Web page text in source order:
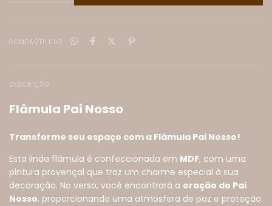
COMPARTILHAR
DESCRIÇÃO
Flâmula Pai Nosso
Transforme seu espaço com a Flâmula Pai Nosso!
Esta linda flâmula é confeccionada em MDF, com uma
pintura provençal que traz um charme especial à sua
decoração. No verso, você encontrará a oração do Pai
Nosso, proporcionando uma atmosfera de paz e proteção.